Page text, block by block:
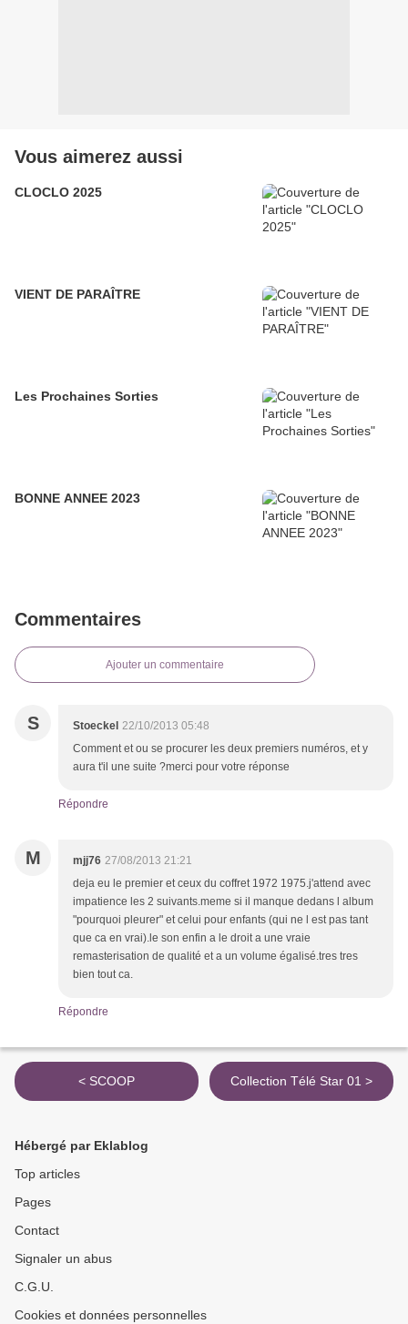
Vous aimerez aussi
CLOCLO 2025
VIENT DE PARAÎTRE
Les Prochaines Sorties
BONNE ANNEE 2023
Commentaires
Ajouter un commentaire
S Stoeckel 22/10/2013 05:48
Comment et ou se procurer les deux premiers numéros, et y
aura t'il une suite ?merci pour votre réponse
Répondre
M mjj76 27/08/2013 21:21
deja eu le premier et ceux du coffret 1972 1975.j'attend avec
impatience les 2 suivants.meme si il manque dedans l album
"pourquoi pleurer" et celui pour enfants (qui ne l est pas tant
que ca en vrai).le son enfin a le droit a une vraie
remasterisation de qualité et a un volume égalisé.tres tres
bien tout ca.
Répondre
< SCOOP Collection Télé Star 01 >
Hébergé par Eklablog
Top articles
Pages
Contact
Signaler un abus
C.G.U.
Cookies et données personnelles